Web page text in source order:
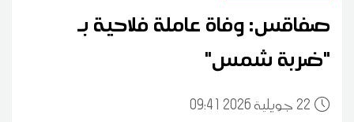
صفاقس: وفاة عاملة فلاحية بـ
"ضربة شمس"
22 09:41 2026 جويلية